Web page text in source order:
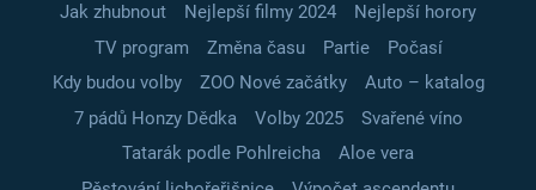
Jak zhubnout Nejlepší filmy 2024
Nejlepší horory
TV program
Změna času Partie
Počasí
Kdy budou volby
ZOO Nové začátky
Auto – katalog
7 pádů Honzy Dědka
Volby 2025
Svařené víno
Tatarák podle Pohlreicha
Aloe vera